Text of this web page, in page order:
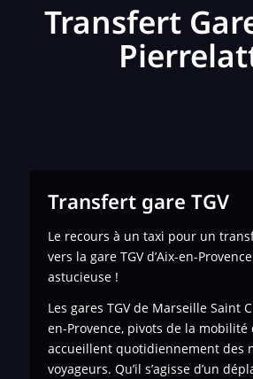
Transfert
Transfert gare TGV
Le recours à un taxi pour un
vers la gare TGV d’Aix-en-
astucieuse !
Les gares TGV de Marseille Saint
en-Provence, pivots de la mobilité
accueillent quotidiennement des
voyageurs. Qu’il s’agisse d’un